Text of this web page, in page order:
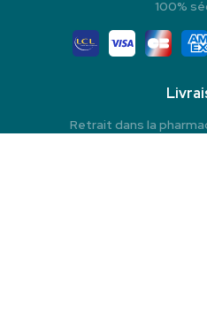
100%
Retrait dans la